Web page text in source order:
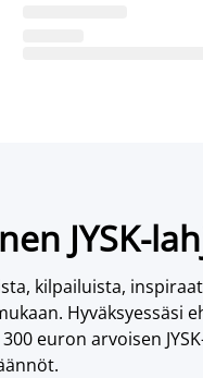
JYSK-
kilpailuista,
Hyväksyessäsi
euron arvoisen